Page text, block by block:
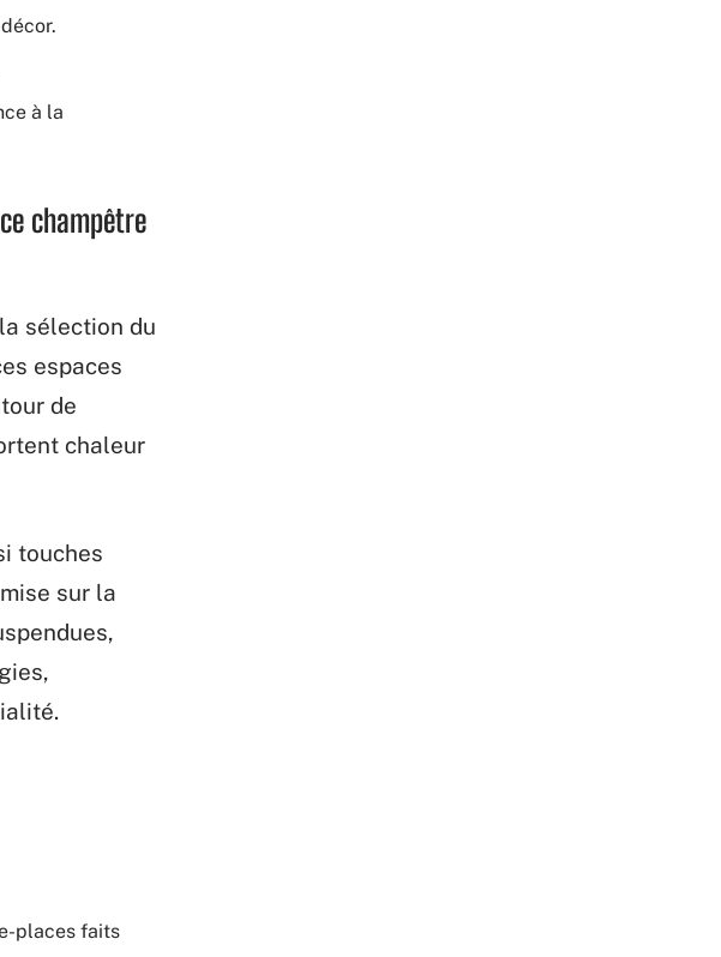
à la
champêtre
sélection du
espaces
de
chaleur
touches
sur la
places faits